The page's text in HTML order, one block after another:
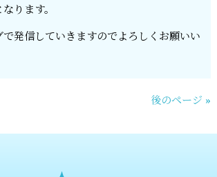
ります。
発信していきますのでよろしくお願いい
後のページ »